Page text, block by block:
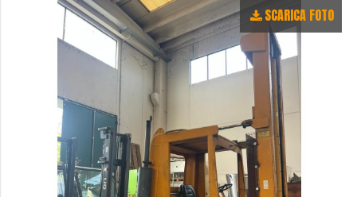
SCARICA FOTO